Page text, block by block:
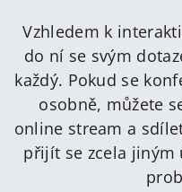
Vzhledem k
do ní se svým
každý. Pokud se
osobně, můžete
online stream a
přijít se zcela jiným